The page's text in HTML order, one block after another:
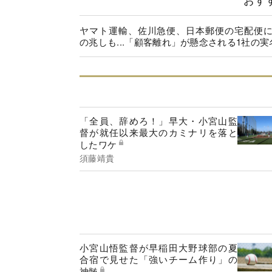
ヤマト運輸、佐川急便、日本郵便の宅配便
の兆しも...「顧客離れ」が懸念される1社の実
「全員、辞めろ！」早大・小宮山監
督が就任以来最大のカミナリを落と
したワケ
須藤靖貴
小宮山悟監督が早稲田大野球部の夏
合宿で見せた「強いチーム作り」の